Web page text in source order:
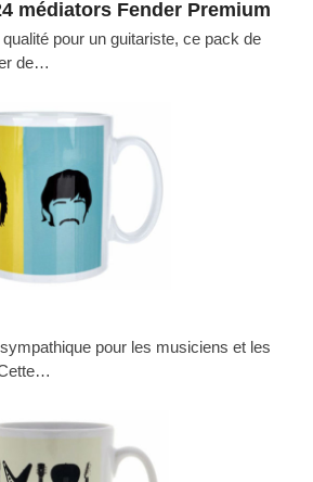
médiators Fender Premium
pour un guitariste, ce pack de
de…
pour les musiciens et les